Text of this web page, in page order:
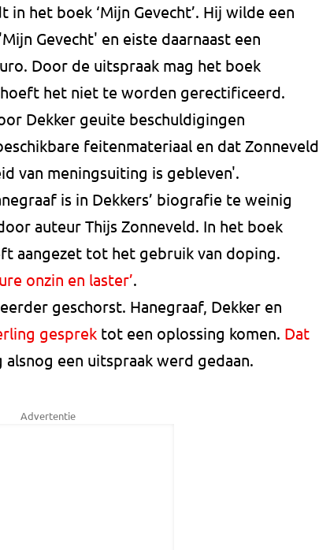
het boek ‘Mijn Gevecht’. Hij wilde een
Gevecht' en eiste daarnaast een
Door de uitspraak mag het boek
het niet te worden gerectificeerd.
Dekker geuite beschuldigingen
feitenmateriaal en dat Zonneveld
van meningsuiting is gebleven'.
is in Dekkers’ biografie te weinig
auteur Thijs Zonneveld. In het boek
aangezet tot het gebruik van doping.
onzin en laster’.
geschorst. Hanegraaf, Dekker en
gesprek tot een oplossing komen. Dat
een uitspraak werd gedaan.
Advertentie